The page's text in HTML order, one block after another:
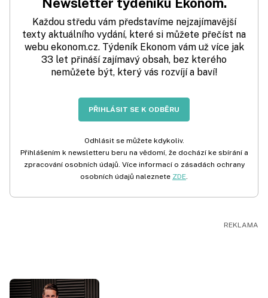
Každou středu vám představíme nejzajímavější
texty aktuálního vydání, které si můžete přečíst na
webu ekonom.cz. Týdeník Ekonom vám už více jak
33 let přináší zajímavý obsah, bez kterého
nemůžete být, který vás rozvíjí a baví!
PŘIHLÁSIT SE K ODBĚRU
Odhlásit se můžete kdykoliv.
Přihlášením k newsletteru beru na vědomí, že dochází ke sbírání a
zpracování osobních údajů. Více informací o zásadách ochrany
osobních údajů naleznete ZDE.